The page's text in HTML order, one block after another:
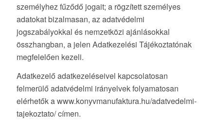
személyhez fűződő jogait; a rögzített személyes
adatokat bizalmasan, az adatvédelmi
jogszabályokkal és nemzetközi ajánlásokkal
összhangban, a jelen Adatkezelési Tájékoztatónak
megfelelően kezeli.
Adatkezelő adatkezeléseivel kapcsolatosan
felmerülő adatvédelmi irányelvek folyamatosan
elérhetők a www.konyvmanufaktura.hu/adatvedelmi-
tajekoztato/ címen.